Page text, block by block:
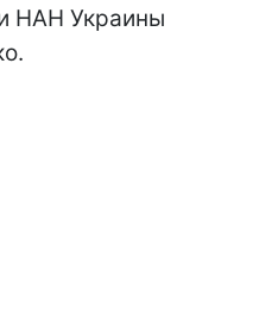
НАН Украины